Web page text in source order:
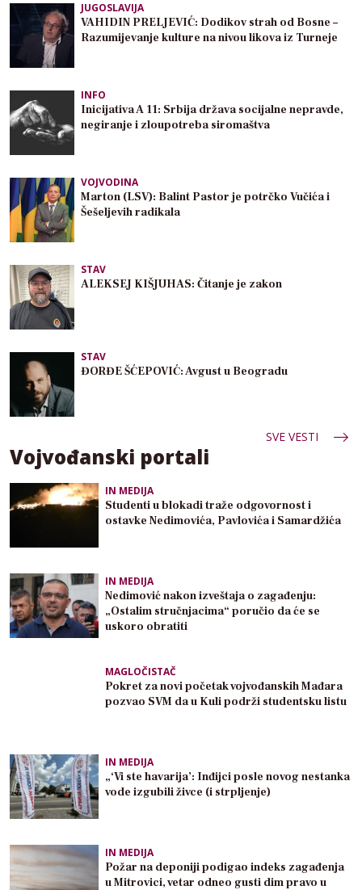
JUGOSLAVIJA
VAHIDIN PRELJEVIĆ: Dodikov strah od Bosne –
Razumijevanje kulture na nivou likova iz Turneje
INFO
Inicijativa A 11: Srbija država socijalne nepravde,
negiranje i zloupotreba siromaštva
VOJVODINA
Marton (LSV): Balint Pastor je potrčko Vučića i
Šešeljevih radikala
STAV
ALEKSEJ KIŠJUHAS: Čitanje je zakon
STAV
ĐORĐE ŠĆEPOVIĆ: Avgust u Beogradu
SVE VESTI
Vojvođanski portali
IN MEDIJA
Studenti u blokadi traže odgovornost i
ostavke Nedimovića, Pavlovića i Samardžića
IN MEDIJA
Nedimović nakon izveštaja o zagađenju:
„Ostalim stručnjacima“ poručio da će se
uskoro obratiti
MAGLOČISTAČ
Pokret za novi početak vojvođanskih Mađara
pozvao SVM da u Kuli podrži studentsku listu
IN MEDIJA
„‘Vi ste havarija’: Inđijci posle novog nestanka
vode izgubili živce (i strpljenje)
IN MEDIJA
Požar na deponiji podigao indeks zagađenja
u Mitrovici, vetar odneo gusti dim pravo u